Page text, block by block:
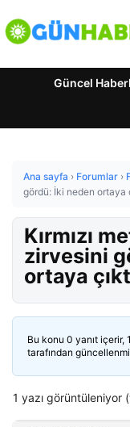
Güncel
Ana sayfa › Forumlar ›
gördü: İki neden ortaya
Kırmızı
zirvesini
ortaya
Bu konu 0 yanıt içerir,
tarafından
1 yazı görüntüleniyor